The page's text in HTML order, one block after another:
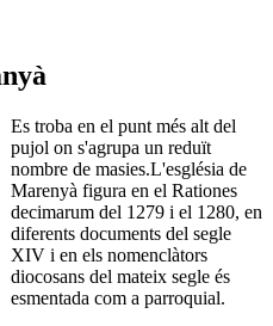
Es troba en el punt més alt del
pujol on s'agrupa un reduït
nombre de masies.L'església de
Marenyà figura en el Rationes
decimarum del 1279 i el 1280, en
diferents documents del segle
XIV i en els nomenclàtors
diocosans del mateix segle és
esmentada com a parroquial.